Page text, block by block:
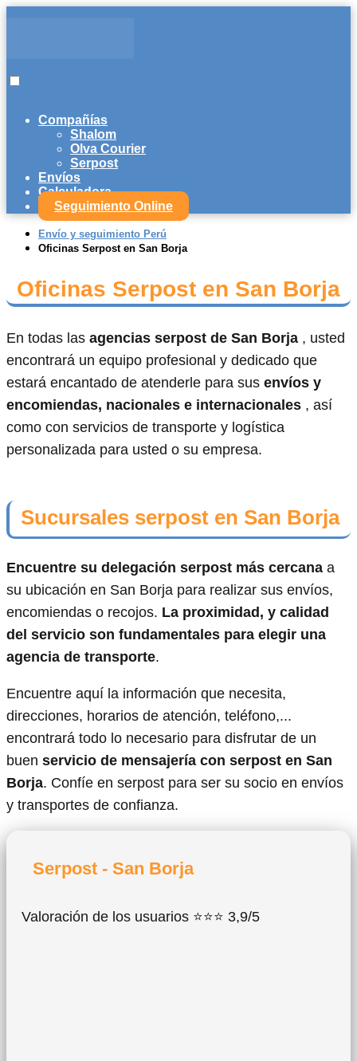
Compañías
Shalom
Olva Courier
Serpost
Envíos
Calculadora
Seguimiento Online
Envío y seguimiento Perú
Oficinas Serpost en San Borja
Oficinas Serpost en San Borja
En todas las agencias serpost de San Borja , usted
encontrará un equipo profesional y dedicado que
estará encantado de atenderle para sus envíos y
encomiendas, nacionales e internacionales , así
como con servicios de transporte y logística
personalizada para usted o su empresa.
Sucursales serpost en San Borja
Encuentre su delegación serpost más cercana a
su ubicación en San Borja para realizar sus envíos,
encomiendas o recojos. La proximidad, y calidad
del servicio son fundamentales para elegir una
agencia de transporte.
Encuentre aquí la información que necesita,
direcciones, horarios de atención, teléfono,...
encontrará todo lo necesario para disfrutar de un
buen servicio de mensajería con serpost en San
Borja. Confíe en serpost para ser su socio en envíos
y transportes de confianza.
Serpost - San Borja
Valoración de los usuarios ⭐⭐⭐ 3,9/5